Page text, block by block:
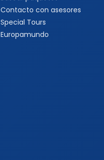
Contacto con asesores
Special Tours
Europamundo